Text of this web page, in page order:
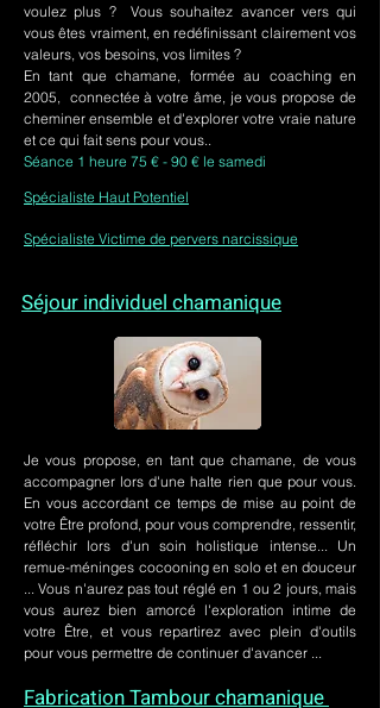
voulez plus ? Vous souhaitez avancer vers qui
vous êtes vraiment, en redéfinissant clairement vos
valeurs, vos besoins, vos limites ?
En tant que chamane, formée au coaching en
2005, connectée à votre âme, je vous propose de
cheminer ensemble et d'explorer votre vraie nature
et ce qui fait sens pour vous..
Séance 1 heure 75 € - 90 € le samedi
Spécialiste Haut Potentiel
Spécialiste Victime de pervers narcissique
Séjour individuel chamanique
Je vous propose, en tant que chamane, de vous
accompagner lors d'une halte rien que pour vous.
En vous accordant ce temps de mise au point de
votre Être profond, pour vous comprendre, ressentir,
réfléchir lors d'un soin holistique intense... Un
remue-méninges cocooning en solo et en douceur
... Vous n'aurez pas tout réglé en 1 ou 2 jours, mais
vous aurez bien amorcé l'exploration intime de
votre Être, et vous repartirez avec plein d'outils
pour vous permettre de continuer d'avancer ...
Fabrication Tambour chamanique